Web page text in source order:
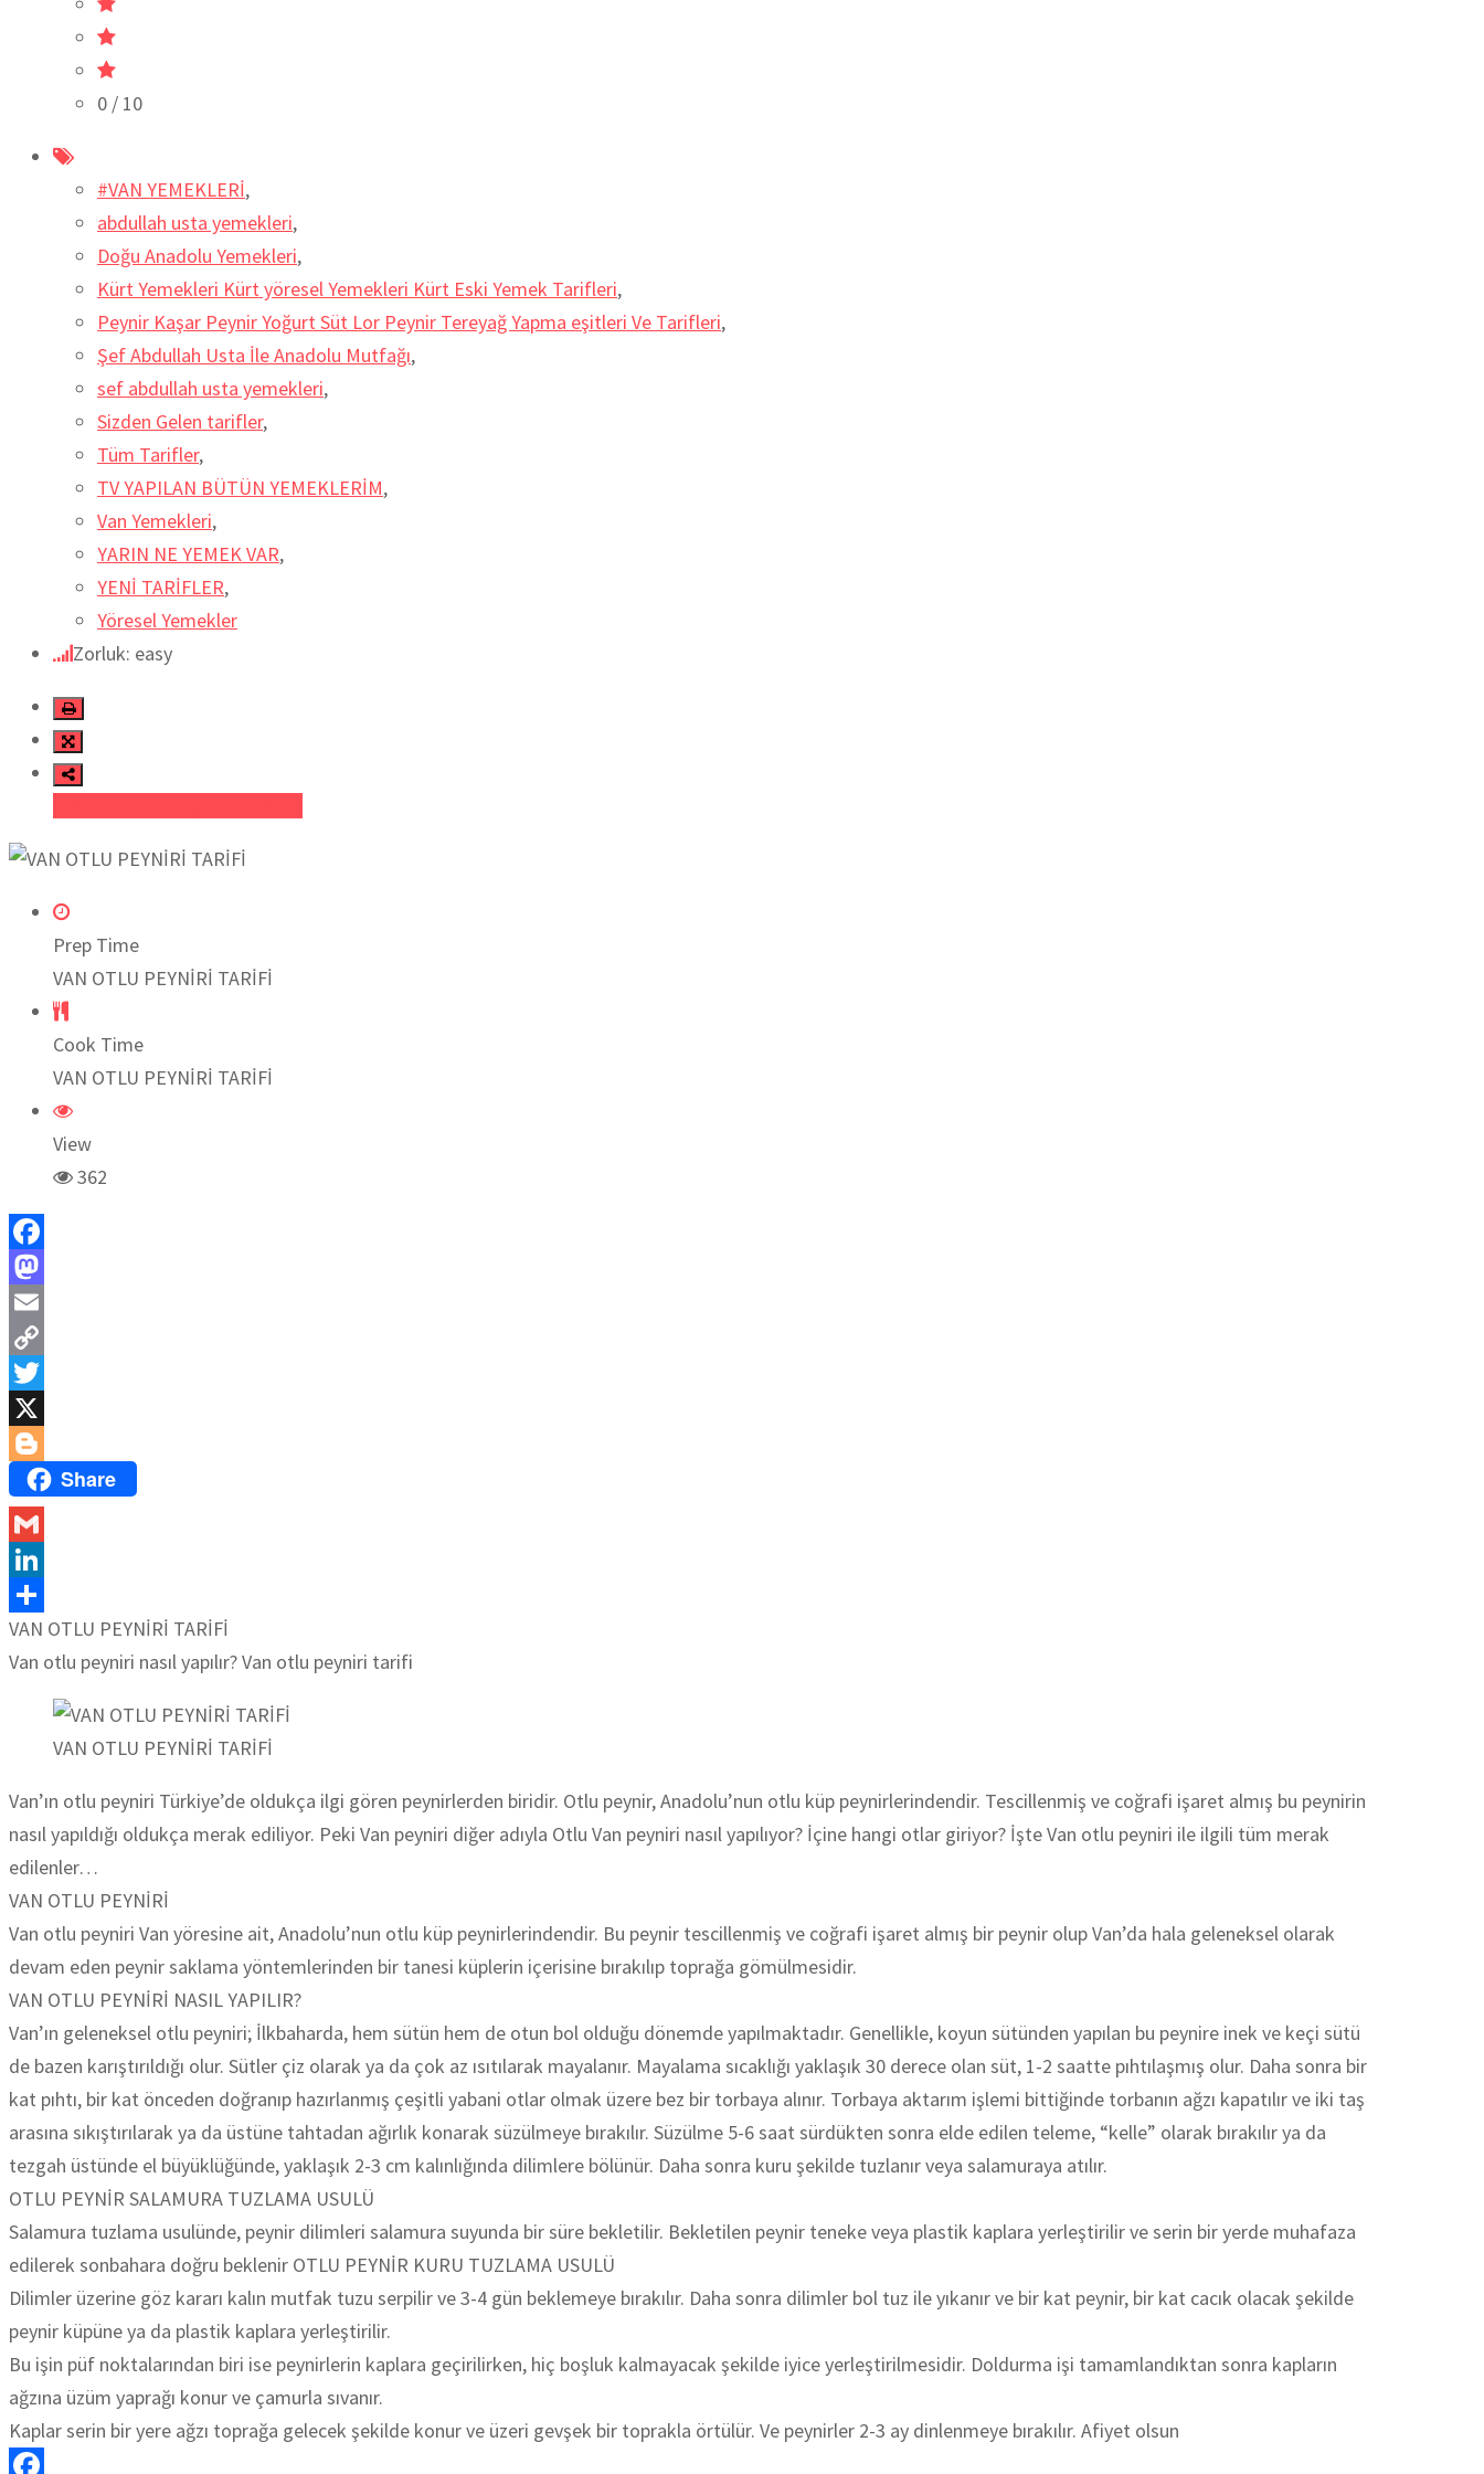
0 / 10
#VAN YEMEKLERİ,
abdullah usta yemekleri,
Doğu Anadolu Yemekleri,
Kürt Yemekleri Kürt yöresel Yemekleri Kürt Eski Yemek Tarifleri,
Peynir Kaşar Peynir Yoğurt Süt Lor Peynir Tereyağ Yapma eşitleri Ve Tarifleri,
Şef Abdullah Usta İle Anadolu Mutfağı,
sef abdullah usta yemekleri,
Sizden Gelen tarifler,
Tüm Tarifler,
TV YAPILAN BÜTÜN YEMEKLERİM,
Van Yemekleri,
YARIN NE YEMEK VAR,
YENİ TARİFLER,
Yöresel Yemekler
Zorluk: easy
Prep Time
VAN OTLU PEYNİRİ TARİFİ
Cook Time
VAN OTLU PEYNİRİ TARİFİ
View
362
Facebook
Mastodon
Email
Copy
Link
Twitter
X
BloggerShare
Gmail
LinkedIn
Share
VAN OTLU PEYNİRİ TARİFİ
Van otlu peyniri nasıl yapılır? Van otlu peyniri tarifi
VAN OTLU PEYNİRİ TARİFİ
Van’ın otlu peyniri Türkiye’de oldukça ilgi gören peynirlerden biridir. Otlu peynir, Anadolu’nun otlu küp peynirlerindendir. Tescillenmiş ve coğrafi işaret almış bu peynirin
nasıl yapıldığı oldukça merak ediliyor. Peki Van peyniri diğer adıyla Otlu Van peyniri nasıl yapılıyor? İçine hangi otlar giriyor? İşte Van otlu peyniri ile ilgili tüm merak
edilenler…
VAN OTLU PEYNİRİ
Van otlu peyniri Van yöresine ait, Anadolu’nun otlu küp peynirlerindendir. Bu peynir tescillenmiş ve coğrafi işaret almış bir peynir olup Van’da hala geleneksel olarak
devam eden peynir saklama yöntemlerinden bir tanesi küplerin içerisine bırakılıp toprağa gömülmesidir.
VAN OTLU PEYNİRİ NASIL YAPILIR?
Van’ın geleneksel otlu peyniri; İlkbaharda, hem sütün hem de otun bol olduğu dönemde yapılmaktadır. Genellikle, koyun sütünden yapılan bu peynire inek ve keçi sütü
de bazen karıştırıldığı olur. Sütler çiz olarak ya da çok az ısıtılarak mayalanır. Mayalama sıcaklığı yaklaşık 30 derece olan süt, 1-2 saatte pıhtılaşmış olur. Daha sonra bir
kat pıhtı, bir kat önceden doğranıp hazırlanmış çeşitli yabani otlar olmak üzere bez bir torbaya alınır. Torbaya aktarım işlemi bittiğinde torbanın ağzı kapatılır ve iki taş
arasına sıkıştırılarak ya da üstüne tahtadan ağırlık konarak süzülmeye bırakılır. Süzülme 5-6 saat sürdükten sonra elde edilen teleme, “kelle” olarak bırakılır ya da
tezgah üstünde el büyüklüğünde, yaklaşık 2-3 cm kalınlığında dilimlere bölünür. Daha sonra kuru şekilde tuzlanır veya salamuraya atılır.
OTLU PEYNİR SALAMURA TUZLAMA USULÜ
Salamura tuzlama usulünde, peynir dilimleri salamura suyunda bir süre bekletilir. Bekletilen peynir teneke veya plastik kaplara yerleştirilir ve serin bir yerde muhafaza
edilerek sonbahara doğru beklenir OTLU PEYNİR KURU TUZLAMA USULÜ
Dilimler üzerine göz kararı kalın mutfak tuzu serpilir ve 3-4 gün beklemeye bırakılır. Daha sonra dilimler bol tuz ile yıkanır ve bir kat peynir, bir kat cacık olacak şekilde
peynir küpüne ya da plastik kaplara yerleştirilir.
Bu işin püf noktalarından biri ise peynirlerin kaplara geçirilirken, hiç boşluk kalmayacak şekilde iyice yerleştirilmesidir. Doldurma işi tamamlandıktan sonra kapların
ağzına üzüm yaprağı konur ve çamurla sıvanır.
Kaplar serin bir yere ağzı toprağa gelecek şekilde konur ve üzeri gevşek bir toprakla örtülür. Ve peynirler 2-3 ay dinlenmeye bırakılır. Afiyet olsun